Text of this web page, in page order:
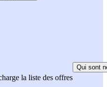
la liste des offres
Qui sont